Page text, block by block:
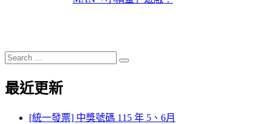
Search
for:
Search
最近更新
[統一發票] 中獎號碼 115 年 5、6月